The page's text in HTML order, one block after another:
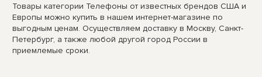
Товары категории Телефоны от известных брендов США и
Европы можно купить в нашем интернет-магазине по
выгодным ценам. Осуществляем доставку в Москву, Санкт-
Петербург, а также любой другой город России в
приемлемые сроки.